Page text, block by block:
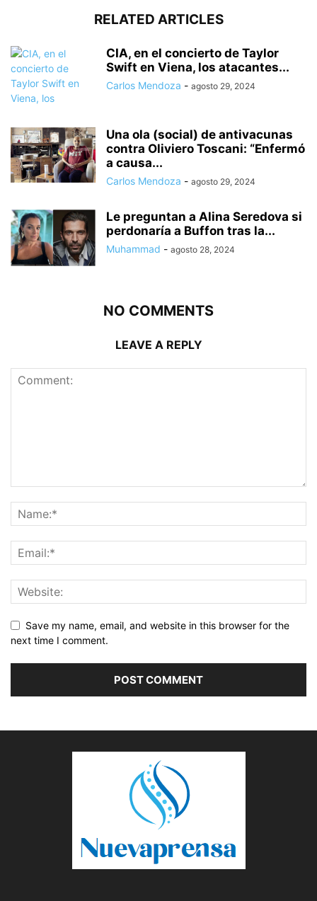
RELATED ARTICLES
CIA, en el concierto de Taylor
Swift en Viena, los atacantes...
Carlos Mendoza - agosto 29, 2024
Una ola (social) de antivacunas
contra Oliviero Toscani: “Enfermó
a causa...
Carlos Mendoza - agosto 29, 2024
Le preguntan a Alina Seredova si
perdonaría a Buffon tras la...
Muhammad - agosto 28, 2024
NO COMMENTS
LEAVE A REPLY
Save my name, email, and website in this browser for the
next time I comment.